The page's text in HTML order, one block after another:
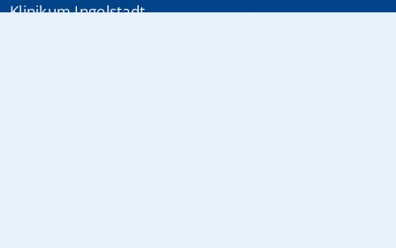
Klinikum Ingolstadt